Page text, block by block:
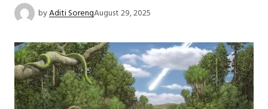
byAditi SorengAugust 29, 2025